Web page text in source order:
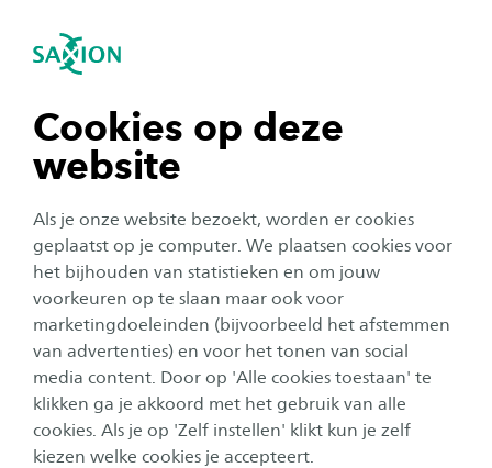
Cookies op deze
website
Als je onze website bezoekt, worden er cookies
geplaatst op je computer. We plaatsen cookies voor
het bijhouden van statistieken en om jouw
voorkeuren op te slaan maar ook voor
marketingdoeleinden (bijvoorbeeld het afstemmen
van advertenties) en voor het tonen van social
media content. Door op 'Alle cookies toestaan' te
klikken ga je akkoord met het gebruik van alle
cookies. Als je op 'Zelf instellen' klikt kun je zelf
kiezen welke cookies je accepteert.
Navigatie openen
tonen
tonen
tonen
tonen
sluiten
Onderzoek
Technologie helpt
verpleegkundigen bij
herkennen palliatieve fase
Auteur:
Femke van Stratum
Publicatiedatum:
28 januari 2025 Leestijd: 5 Minuten